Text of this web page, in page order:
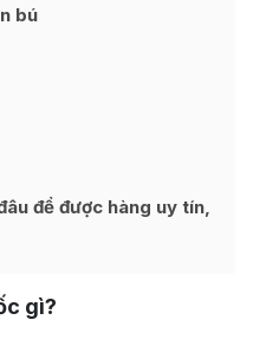
bú
để được hàng uy tín,
gì?